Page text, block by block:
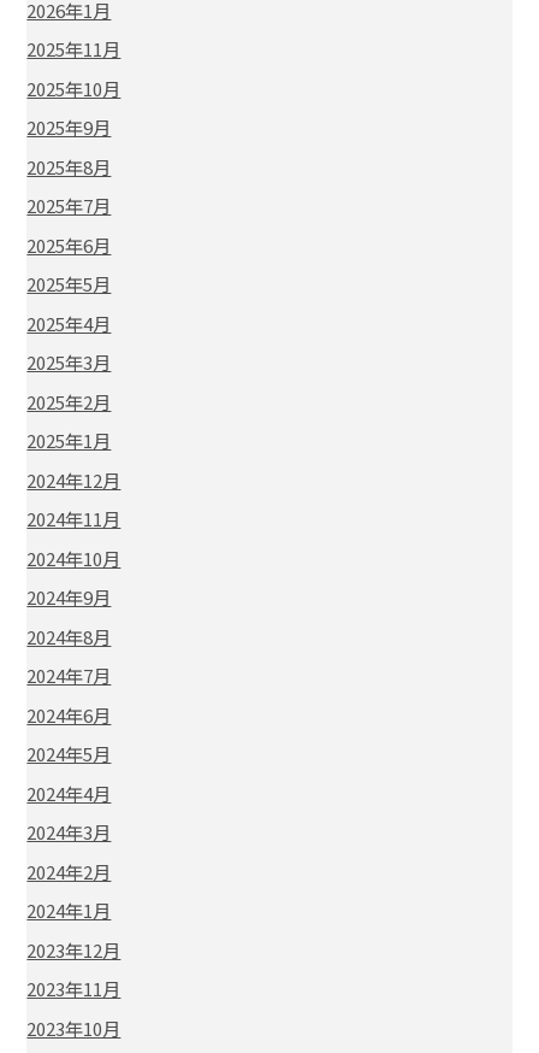
2026年1月
2025年11月
2025年10月
2025年9月
2025年8月
2025年7月
2025年6月
2025年5月
2025年4月
2025年3月
2025年2月
2025年1月
2024年12月
2024年11月
2024年10月
2024年9月
2024年8月
2024年7月
2024年6月
2024年5月
2024年4月
2024年3月
2024年2月
2024年1月
2023年12月
2023年11月
2023年10月